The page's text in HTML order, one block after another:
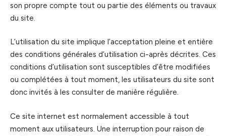
son propre compte tout ou partie des éléments ou travaux
du site.
L’utilisation du site implique l’acceptation pleine et entière
des conditions générales d’utilisation ci-après décrites. Ces
conditions d’utilisation sont susceptibles d’être modifiées
ou complétées à tout moment, les utilisateurs du site sont
donc invités à les consulter de manière régulière.
Ce site internet est normalement accessible à tout
moment aux utilisateurs. Une interruption pour raison de